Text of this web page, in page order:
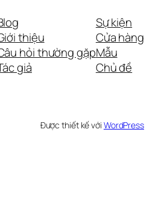
thiệu
hỏi thường gặp
giả
Sự kiện
Cửa hàng
Mẫu
Chủ đề
Được thiết kế với WordPress